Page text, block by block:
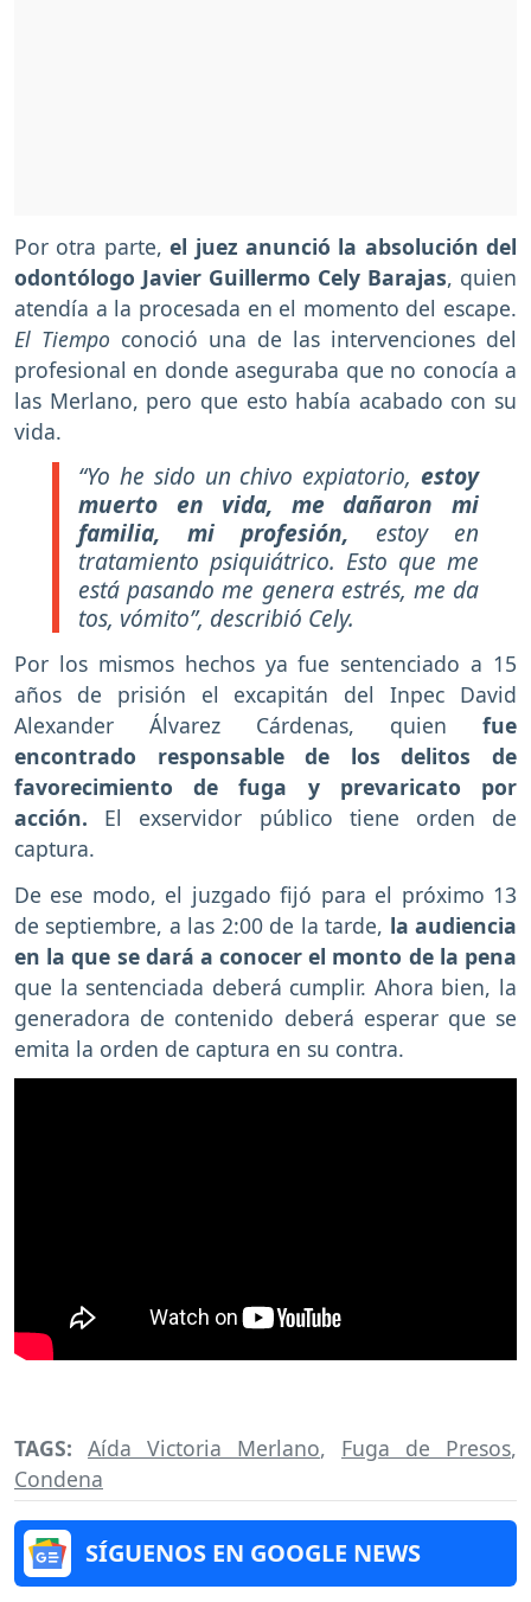
Por otra parte,el juez anunció la absolución del
odontólogo Javier Guillermo Cely Barajas, quien
atendía a la procesada en el momento del escape.
El Tiempo conoció una de las intervenciones del
profesional en donde aseguraba que no conocía a
las Merlano, pero que esto había acabado con su
vida.
“Yo he sido un chivo expiatorio, estoy
muerto en vida, me dañaron mi
familia, mi profesión, estoy en
tratamiento psiquiátrico. Esto que me
está pasando me genera estrés, me da
tos, vómito”, describió Cely.
Por los mismos hechos ya fue sentenciado a 15
años de prisión el excapitán del Inpec David
Alexander Álvarez Cárdenas, quien fue
encontrado responsable de los delitos de
favorecimiento de fuga y prevaricato por
acción. El exservidor público tiene orden de
captura.
De ese modo, el juzgado fijó para el próximo 13
de septiembre, a las 2:00 de la tarde, la audiencia
en la que se dará a conocer el monto de la pena
que la sentenciada deberá cumplir. Ahora bien, la
generadora de contenido deberá esperar que se
emita la orden de captura en su contra.
TAGS: Aída Victoria Merlano, Fuga de Presos,
Condena
SÍGUENOS EN GOOGLE NEWS